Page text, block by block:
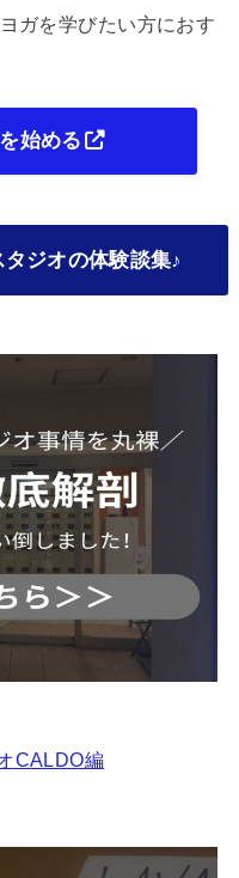
ガを学びたい方におす
始める
ジオの体験談集♪
CALDO編